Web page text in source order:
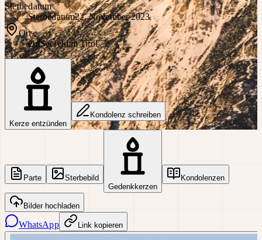
Sterbedatum
Sterbedatum22. November 2023
Ort
OrtSeefeld in Tirol
Kerze entzünden
Kondolenz schreiben
Parte
Sterbebild
Gedenkkerzen
Kondolenzen
Bilder hochladen
WhatsApp Link kopieren